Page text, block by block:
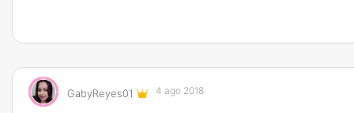
GabyReyes01 4 ago 2018